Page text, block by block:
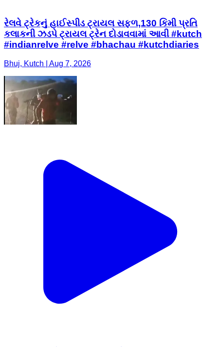
રેલવે ટ્રેકનું હાઈસ્પીડ ટ્રાયલ સફળ,130 કિમી પ્રતિ
કલાકની ઝડપે ટ્રાયલ ટ્રેન દોડાવવામાં આવી #kutch
#indianrelve #relve #bhachau #kutchdiaries
Bhuj, Kutch | Aug 7, 2026